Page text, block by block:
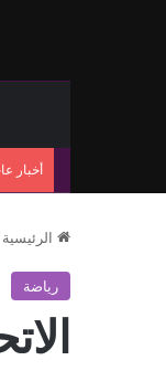
أخبار
الرئيسية
رياضة